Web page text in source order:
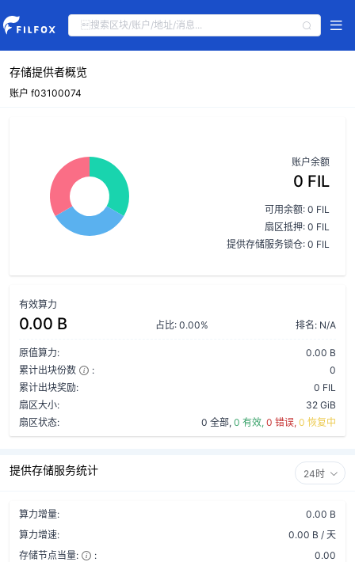
存储提供者概览
账户 f03100074
账户余额
0 FIL
可用余额: 0 FIL
扇区抵押: 0 FIL
提供存储服务锁仓: 0 FIL
有效算力
0.00 B 占比: 0.00% 排名: N/A
原值算力:
0.00 B
累计出块份数
:
0
累计出块奖励:
0 FIL
扇区大小:
32 GiB
扇区状态:
0 全部, 0 有效, 0 错误, 0 恢复中
提供存储服务统计 24时
算力增量:
0.00 B
算力增速:
0.00 B / 天
存储节点当量:
:
0.00